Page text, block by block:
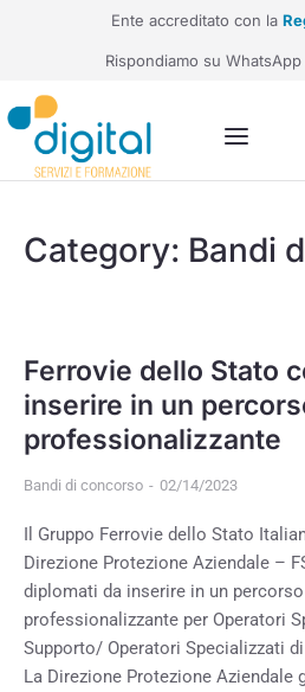
Ente accreditato con la
Rispondiamo su WhatsApp
Category: Bandi
Ferrovie dello Stato
inserire in un
professionalizzante
Bandi di concorso 02/14/2023
Il Gruppo Ferrovie dello Stato
Direzione Protezione Aziendale –
diplomati da inserire in un
professionalizzante per Operatori
Supporto/ Operatori Specializzati
La Direzione Protezione Aziendale